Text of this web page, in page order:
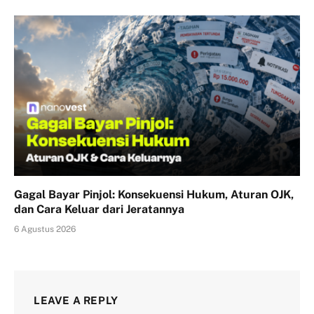
Gagal Bayar Pinjol: Konsekuensi Hukum, Aturan OJK,
dan Cara Keluar dari Jeratannya
6 Agustus 2026
LEAVE A REPLY